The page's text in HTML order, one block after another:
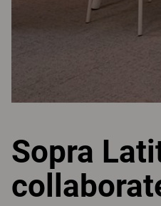
Sopra